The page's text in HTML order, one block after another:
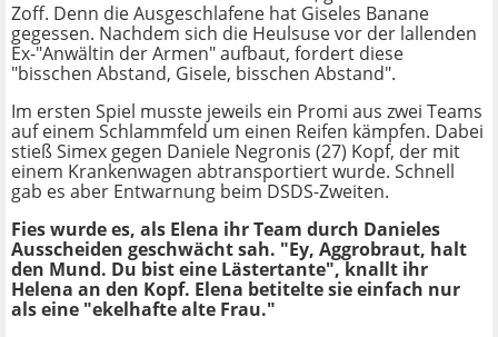
Zoff. Denn die Ausgeschlafene hat Giseles Banane
gegessen. Nachdem sich die Heulsuse vor der lallenden
Ex-"Anwältin der Armen" aufbaut, fordert diese
"bisschen Abstand, Gisele, bisschen Abstand".
Im ersten Spiel musste jeweils ein Promi aus zwei Teams
auf einem Schlammfeld um einen Reifen kämpfen. Dabei
stieß Simex gegen Daniele Negronis (27) Kopf, der mit
einem Krankenwagen abtransportiert wurde. Schnell
gab es aber Entwarnung beim DSDS-Zweiten.
Fies wurde es, als Elena ihr Team durch Danieles
Ausscheiden geschwächt sah. "Ey, Aggrobraut, halt
den Mund. Du bist eine Lästertante", knallt ihr
Helena an den Kopf. Elena betitelte sie einfach nur
als eine "ekelhafte alte Frau."